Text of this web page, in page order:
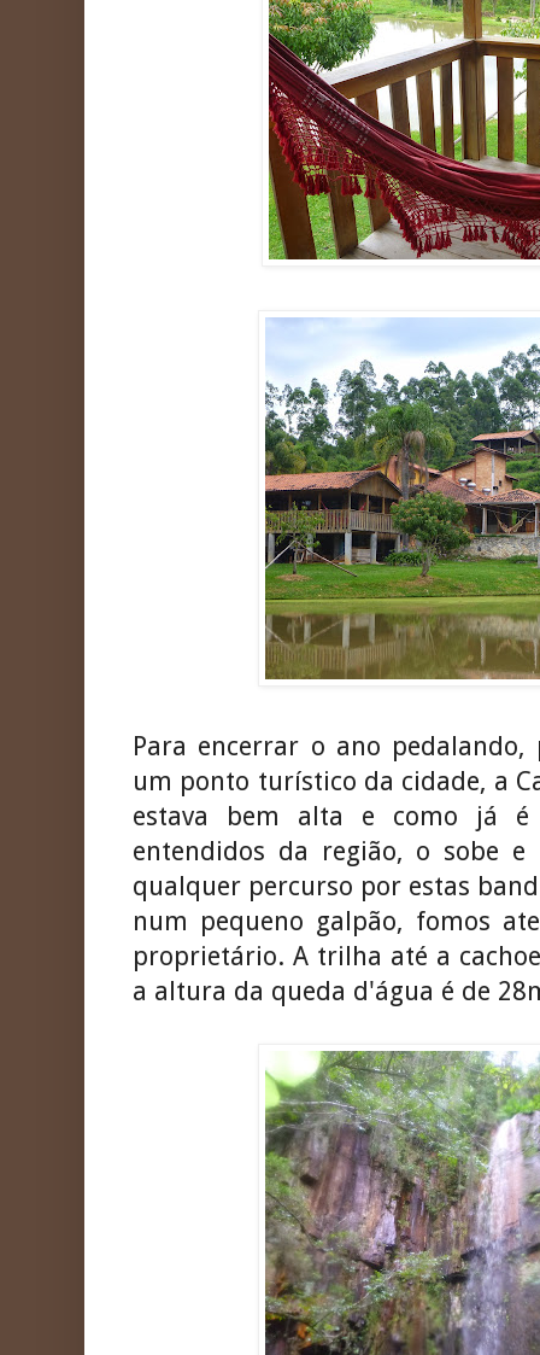
Para encerrar o ano
um ponto turístico da cidade, a
estava bem alta e como já é
entendidos da região, o sobe
qualquer percurso por estas
num pequeno galpão, fomos
proprietário. A trilha até a
a altura da queda d'água é de